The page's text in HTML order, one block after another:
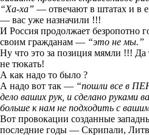
“Ха-ха” — отвечают в штатах и в
— вас уже назначили !!!
И Россия продолжает безропотно
своим гражданам — “это не мы.”
Ну что это за позиция мямли !!! Да
не тюкать!
А как надо то было ?
А надо вот так — “пошли все в
дело ваших рук, и сделано руками
больше к нам не подходить с
Вот провокации созданные
последние годы — Скрипали,